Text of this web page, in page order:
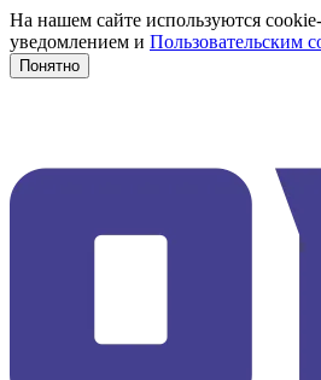
На нашем сайте используются
уведомлением и Пользовательским
Понятно